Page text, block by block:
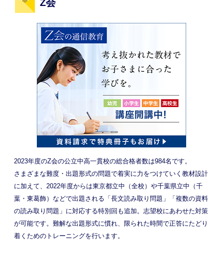
Z会
2023年度のZ会の公立中高一貫校の総合格者数は984名です。
さまざまな難度・出題形式の問題で着実に力をつけていく教材設計
に加えて、2022年度からは東京都立中（全校）や千葉県立中（千
葉・東葛飾）などで出題される「長文読み取り問題」「複数の資料
の読み取り問題」に対応する特別回も追加。志望校にあわせた対策
が可能です。難解な出題形式に慣れ、限られた時間で正答にたどり
着くためのトレーニングを行います。